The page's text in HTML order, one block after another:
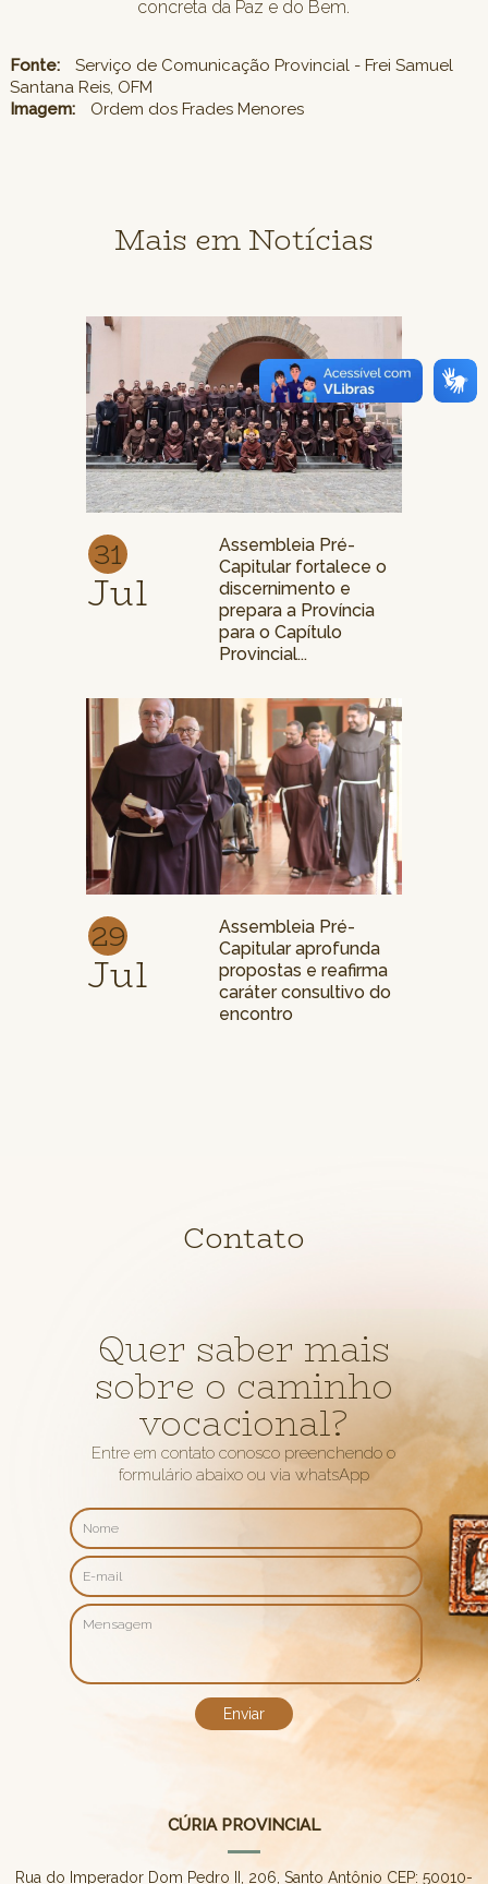
concreta da Paz e do Bem.
Fonte:
Serviço de Comunicação Provincial - Frei Samuel
Santana Reis, OFM
Imagem:
Ordem dos Frades Menores
Mais em Notícias
31
Jul
Assembleia Pré-
Capitular fortalece o
discernimento e
prepara a Província
para o Capítulo
Provincial...
29
Jul
Assembleia Pré-
Capitular aprofunda
propostas e reafirma
caráter consultivo do
encontro
Contato
Quer saber mais
sobre o caminho
vocacional?
Entre em contato conosco preenchendo o
formulário abaixo ou via whatsApp
CÚRIA PROVINCIAL
Rua do Imperador Dom Pedro II, 206, Santo Antônio CEP: 50010-